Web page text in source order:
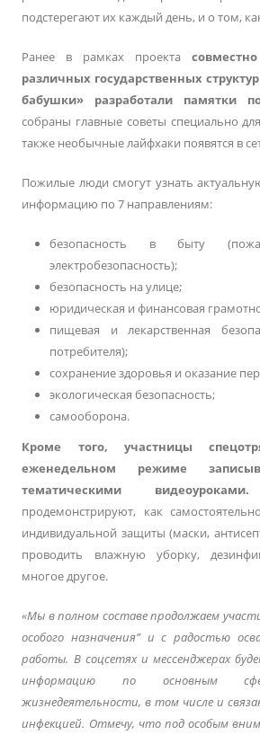
подстерегают их каждый день, и о том,
Ранее в рамках проекта
различных государственных
бабушки» разработали памятки
собраны главные советы специально
также необычные лайфхаки появятся в
Пожилые люди смогут узнать
информацию по 7 направлениям:
безопасность в быту
электробезопасность);
безопасность на улице;
юридическая и финансовая
пищевая и лекарственная
потребителя);
сохранение здоровья и оказание
экологическая безопасность;
самооборона.
Кроме того, участницы
еженедельном режиме
тематическими
продемонстрируют, как
индивидуальной защиты (маски,
проводить влажную уборку,
многое другое.
«Мы в полном составе продолжаем
особого назначения” и с радостью
работы. В соцсетях и мессенджерах
информацию по основным
жизнедеятельности, в том числе и
инфекцией. Отмечу, что под особым